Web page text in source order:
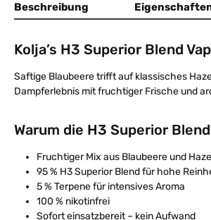
Beschreibung
Kolja’s H3 Superior Blend
Saftige Blaubeere trifft auf klassisches
Dampferlebnis mit fruchtiger Frische und
Warum die H3 Superior
Fruchtiger Mix aus Blaubeere und Haze
95 % H3 Superior Blend für hohe
5 % Terpene für intensives Aroma
100 % nikotinfrei
Sofort einsatzbereit – kein Aufwand